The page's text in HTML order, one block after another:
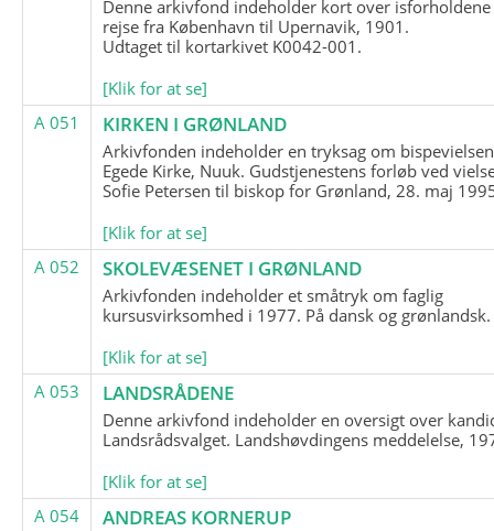
Denne arkivfond indeholder kort over
rejse fra København til Upernavik, 1901.
Udtaget til kortarkivet K0042-001.
[Klik for at se]
A 051
KIRKEN I GRØNLAND
Arkivfonden indeholder en tryksag om
Egede Kirke, Nuuk. Gudstjenestens forløb ved
Sofie Petersen til biskop for Grønland, 28. maj
[Klik for at se]
A 052
SKOLEVÆSENET I GRØNLAND
Arkivfonden indeholder et småtryk om faglig
kursusvirksomhed i 1977. På dansk og grønlandsk.
[Klik for at se]
A 053
LANDSRÅDENE
Denne arkivfond indeholder en oversigt over
Landsrådsvalget. Landshøvdingens meddelelse,
[Klik for at se]
A 054
ANDREAS KORNERUP